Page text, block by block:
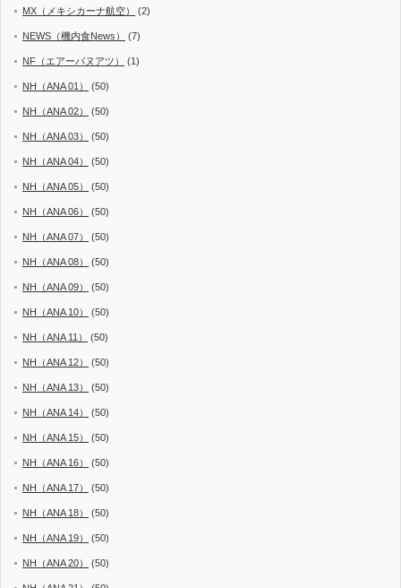
MX（メキシカーナ航空） (2)
NEWS（機内食News） (7)
NF（エアーバヌアツ） (1)
NH（ANA 01） (50)
NH（ANA 02） (50)
NH（ANA 03） (50)
NH（ANA 04） (50)
NH（ANA 05） (50)
NH（ANA 06） (50)
NH（ANA 07） (50)
NH（ANA 08） (50)
NH（ANA 09） (50)
NH（ANA 10） (50)
NH（ANA 11） (50)
NH（ANA 12） (50)
NH（ANA 13） (50)
NH（ANA 14） (50)
NH（ANA 15） (50)
NH（ANA 16） (50)
NH（ANA 17） (50)
NH（ANA 18） (50)
NH（ANA 19） (50)
NH（ANA 20） (50)